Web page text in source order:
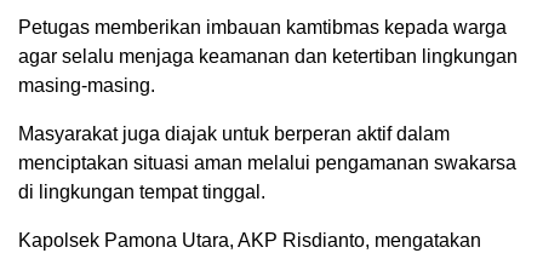
Petugas memberikan imbauan kamtibmas kepada warga
agar selalu menjaga keamanan dan ketertiban lingkungan
masing-masing.
Masyarakat juga diajak untuk berperan aktif dalam
menciptakan situasi aman melalui pengamanan swakarsa
di lingkungan tempat tinggal.
Kapolsek Pamona Utara, AKP Risdianto, mengatakan